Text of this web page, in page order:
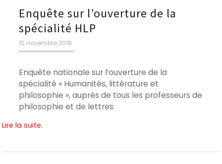
Enquête sur l’ouverture de la
spécialité HLP
Publié
le
15 novembre 2018
Enquête nationale sur l’ouverture de la
spécialité « Humanités, littérature et
philosophie », auprès de tous les professeurs de
philosophie et de lettres.
Lire la suite.